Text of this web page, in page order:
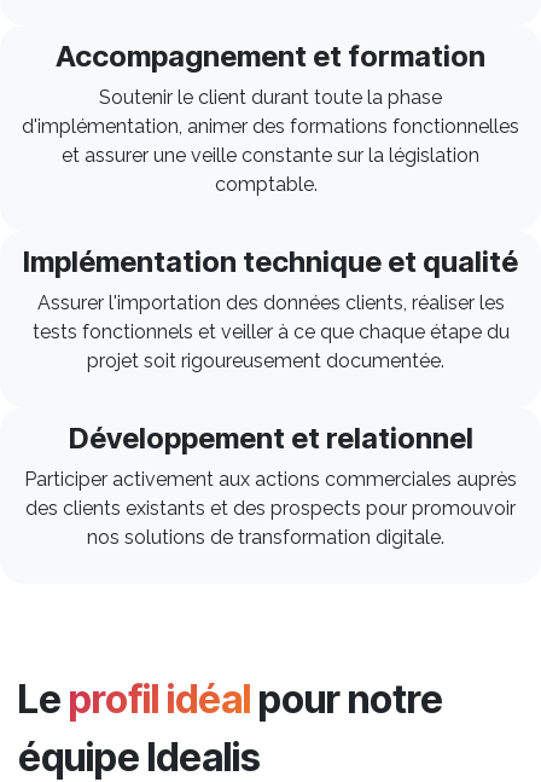
Accompagnement et formation
Soutenir le client durant toute la phase
d'implémentation, animer des formations fonctionnelles
et assurer une veille constante sur la législation
comptable.
Implémentation technique et qualité
Assurer l'importation des données clients, réaliser les
tests fonctionnels et veiller à ce que chaque étape du
projet soit rigoureusement documentée.
Développement et relationnel
Participer activement aux actions commerciales auprès
des clients existants et des prospects pour promouvoir
nos solutions de transformation digitale.
Le profil idéal pour notre
équipe Idealis